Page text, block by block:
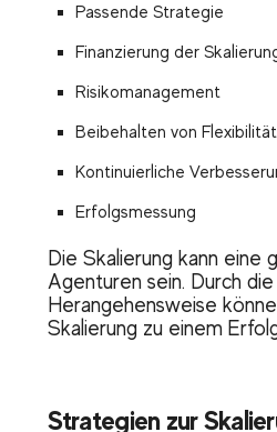
Passende Strategie
Finanzierung der
Risikomanagement
Beibehalten von Flexibilität
Kontinuierliche
Erfolgsmessung
Die Skalierung kann eine
Agenturen sein. Durch
Herangehensweise
Skalierung zu einem
Strategien zur